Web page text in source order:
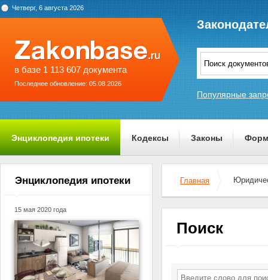
Четверг, 6 августа 2026
в базе 1 113 607 документа
Последнее обновление: 05.08.2026
Популярные
Энциклопедия ипотеки Кодексы Законы
О проекте
Энциклопедия ипотеки
15 мая 2020 года
Главная
Поиск